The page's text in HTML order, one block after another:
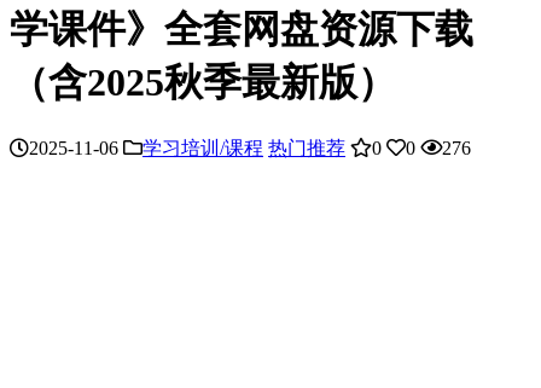
学课件》全套网盘资源下载
（含2025秋季最新版）
2025-11-06 学习培训/课程 热门推荐 0 0 276